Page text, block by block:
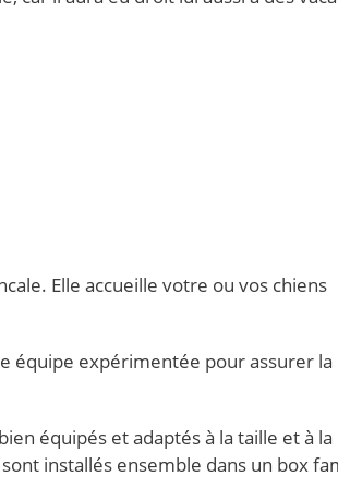
Elle accueille votre ou vos chiens
équipe expérimentée pour assurer la
équipés et adaptés à la taille et à la
installés ensemble dans un box